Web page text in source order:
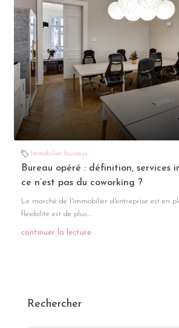
Immobilier bureaux
Bureau opéré : définition, services
ce n’est pas du coworking ?
Le marché de l'immobilier d'entreprise est en
flexibilité est de plus...
continuer la lecture
Rechercher